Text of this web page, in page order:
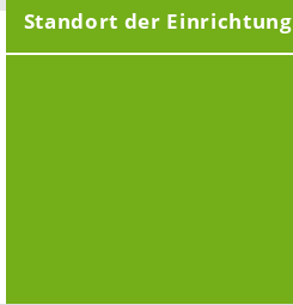
Standort der Einrichtung